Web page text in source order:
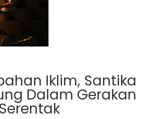
Iklim, Santika
Dalam Gerakan